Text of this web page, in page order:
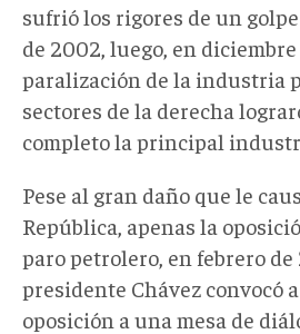
sufrió los rigores de un
de 2002, luego, en diciembre
paralización de la industria
sectores de la derecha
completo la principal
Pese al gran daño que le
República, apenas la
paro petrolero, en febrero de
presidente Chávez convocó
oposición a una mesa de